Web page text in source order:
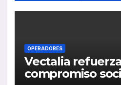
OPERADORES
Vectalia
compromiso